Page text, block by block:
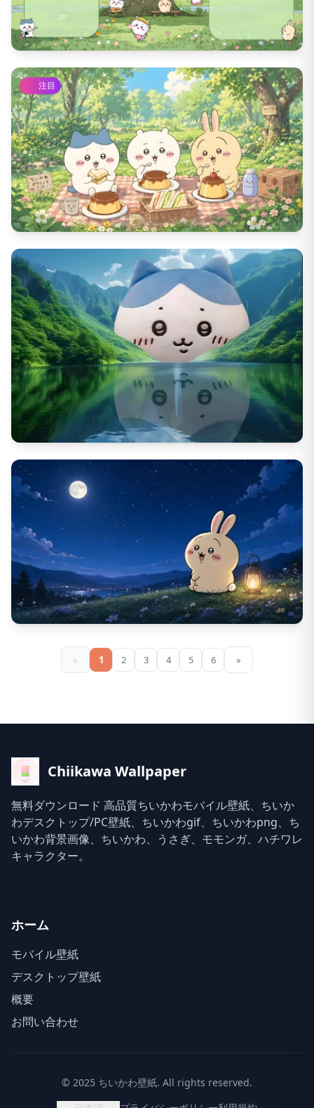
3638 DL数 60 いいね数
注目
724 DL数 28 いいね数
1048
757 DL数 32 いいね数
« 1 2 3 4 5 6 »
Chiikawa Wallpaper
無料ダウンロード 高品質ちいかわモバイル壁紙、ちいか
わデスクトップ/PC壁紙、ちいかわgif、ちいかわpng、ち
いかわ背景画像、ちいかわ、うさぎ、モモンガ、ハチワレ
キャラクター。
ホーム
モバイル壁紙
デスクトップ壁紙
概要
お問い合わせ
© 2025 ちいかわ壁紙. All rights reserved.